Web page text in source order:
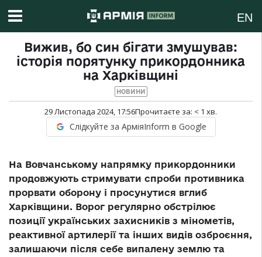
EN
Вижив, бо син бігати змушував:
історія порятунку прикордонника
на Харківщині
НОВИНИ
29 Листопада 2024, 17:56Прочитаєте за: < 1 хв.
Слідкуйте за АрміяInform в Google
На Вовчанському напрямку прикордонники
продовжують стримувати спроби противника
прорвати оборону і просунутися вглиб
Харківщини. Ворог регулярно обстрілює
позиції українських захисників з мінометів,
реактивної артилерії та інших видів озброєння,
залишаючи після себе випалену землю та